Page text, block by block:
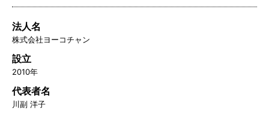
法人名
株式会社ヨーコチャン
設立
2010年
代表者名
川副 洋子